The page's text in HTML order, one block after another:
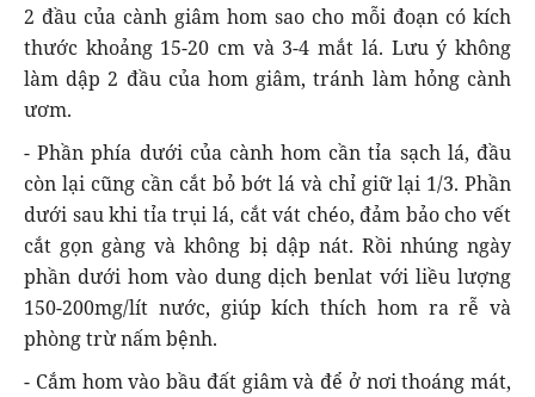
2 đầu của cành giâm hom sao cho mỗi đoạn có kích
thước khoảng 15-20 cm và 3-4 mắt lá. Lưu ý không
làm dập 2 đầu của hom giâm, tránh làm hỏng cành
ươm.
- Phần phía dưới của cành hom cần tỉa sạch lá, đầu
còn lại cũng cần cắt bỏ bớt lá và chỉ giữ lại 1/3. Phần
dưới sau khi tỉa trụi lá, cắt vát chéo, đảm bảo cho vết
cắt gọn gàng và không bị dập nát. Rồi nhúng ngày
phần dưới hom vào dung dịch benlat với liều lượng
150-200mg/lít nước, giúp kích thích hom ra rễ và
phòng trừ nấm bệnh.
- Cắm hom vào bầu đất giâm và để ở nơi thoáng mát,